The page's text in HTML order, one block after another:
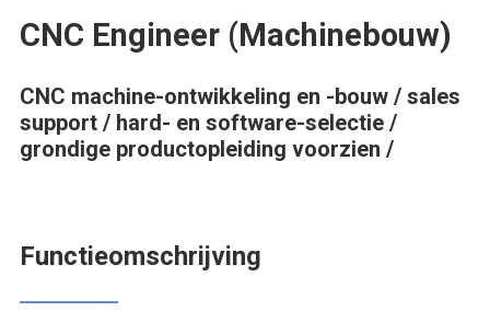
CNC Engineer (Machinebouw)
CNC machine-ontwikkeling en -bouw / sales
support / hard- en software-selectie /
grondige productopleiding voorzien /
Functieomschrijving